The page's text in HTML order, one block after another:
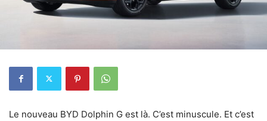
Le nouveau BYD Dolphin G est là. C’est minuscule. Et c’est